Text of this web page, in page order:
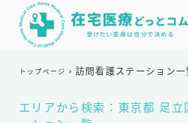
トップページ > 訪問看護ステーション一
エリアから検索：東京都 足